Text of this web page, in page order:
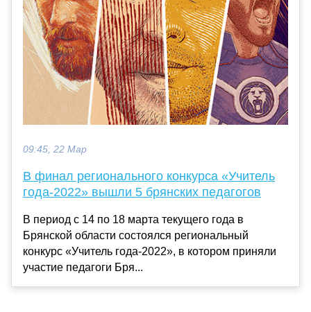
09:45, 22 Мар
В финал регионального конкурса «Учитель
года-2022» вышли 5 брянских педагогов
В период с 14 по 18 марта текущего года в
Брянской области состоялся региональный
конкурс «Учитель года-2022», в котором приняли
участие педагоги Бря...